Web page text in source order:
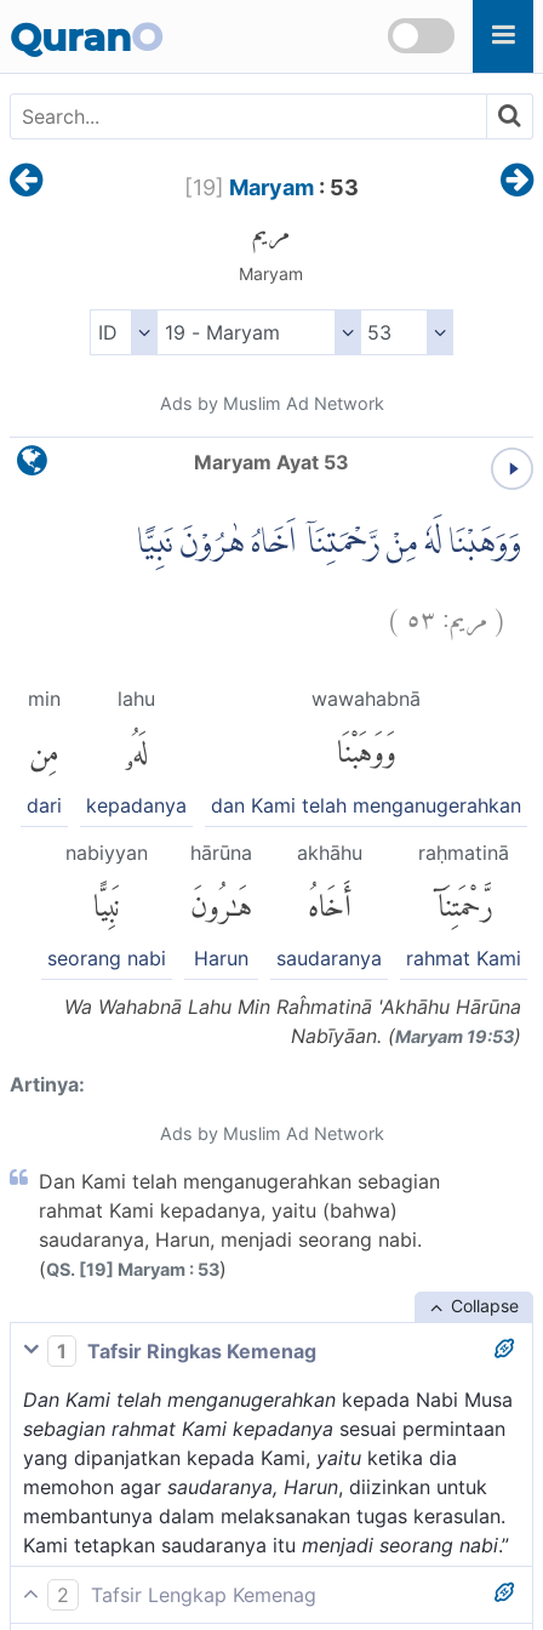
QuranO
[19] Maryam: 53
مريم
Maryam
Ads by Muslim Ad Network
Maryam Ayat 53
وَوَهَبْنَا لَهٗ مِنْ رَّحْمَتِنَآ اَخَاهُ هٰرُوْنَ نَبِيًّا
(مريم:٥٣)
wawahabnā
وَوَهَبْنَا
dan Kami telah menganugerahkan
lahu
لَهُۥ
kepadanya
min
مِن
dari
raḥmatinā
رَّحْمَتِنَآ
rahmat Kami
akhāhu
أَخَاهُ
saudaranya
hārūna
هَٰرُونَ
Harun
nabiyyan
نَبِيًّا
seorang nabi
Wa Wahabnā Lahu Min Raĥmatinā 'Akhāhu Hārūna
Nabīyāan. (Maryam 19:53)
Artinya:
Ads by Muslim Ad Network
Dan Kami telah menganugerahkan sebagian
rahmat Kami kepadanya, yaitu (bahwa)
saudaranya, Harun, menjadi seorang nabi.
(QS. [19] Maryam : 53)
Collapse
1
Tafsir Ringkas Kemenag
Dan Kami telah menganugerahkan kepada Nabi Musa
sebagian rahmat Kami kepadanya sesuai permintaan
yang dipanjatkan kepada Kami, yaitu ketika dia
memohon agar saudaranya, Harun, diizinkan untuk
membantunya dalam melaksanakan tugas kerasulan.
Kami tetapkan saudaranya itu menjadi seorang nabi.”
2
Tafsir Lengkap Kemenag